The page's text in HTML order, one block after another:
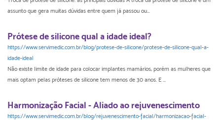
assunto que gera muitas dúvidas entre quem já passou ou...
Prótese de silicone qual a idade ideal?
https://www.servimedic.com.br/blog/protese-de-silicone/protese-de-silicone-qual-a-
idade-ideal
Não existe limite de idade para colocar implantes mamários, porém as mulheres que
mais optam pelas próteses de silicone tem menos de 30 anos. E ...
Harmonização Facial - Aliado ao rejuvenescimento
https://www.servimedic.com.br/blog/rejuvenescimento-facial/harmonizacao-facial-